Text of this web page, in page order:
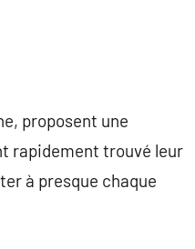
proposent une
rapidement trouvé leur
à presque chaque